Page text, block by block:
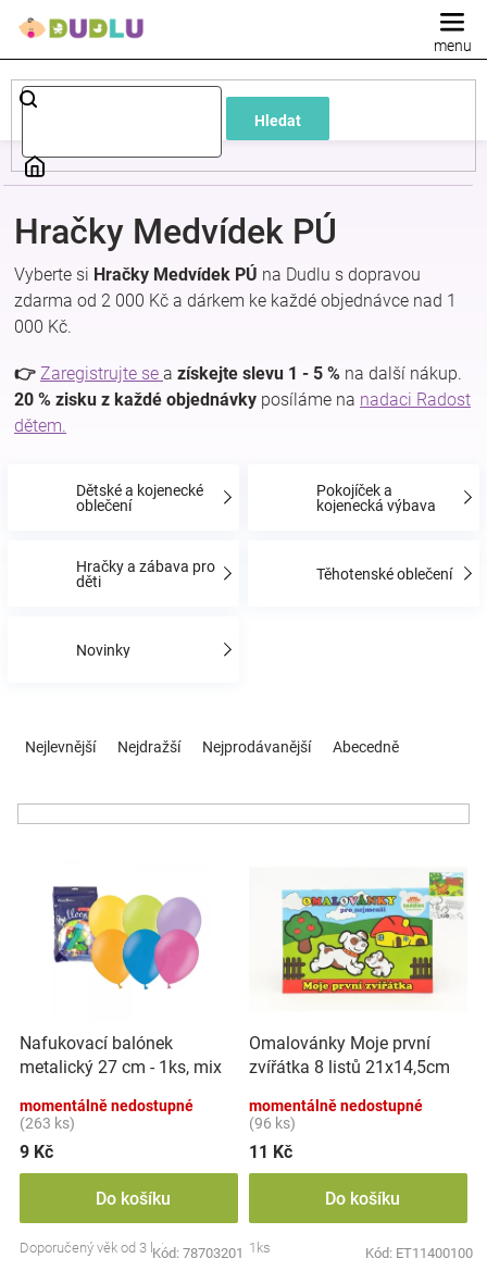
Hledat
Dětské
a
Pokojíček
a
kojenecká
Těhotenské
oblečení
Novinky
Blog
Hračkářství
Přihlášení
Hračky Medvídek PÚ
Vyberte si Hračky Medvídek PÚ na Dudlu s dopravou
zdarma od 2 000 Kč a dárkem ke každé objednávce nad 1
000 Kč.
👉 Zaregistrujte se a získejte slevu 1 - 5 % na další nákup.
20 % zisku z každé objednávky posíláme na nadaci Radost
dětem.
Dětské a kojenecké
oblečení
Pokojíček a
kojenecká výbava
Hračky a zábava pro
děti
Těhotenské oblečení
Novinky
ů
Nejlevnější Nejdražší Nejprodávanější Abecedně
o
d
u
k
ů
Nafukovací balónek
metalický 27 cm - 1ks, mix
momentálně nedostupné
(263 ks)
9 Kč
Do košíku
Doporučený věk od 3 letKód: 78703201
Omalovánky Moje první
zvířátka 8 listů 21x14,5cm
momentálně nedostupné
(96 ks)
11 Kč
Do košíku
1ks Kód: ET11400100